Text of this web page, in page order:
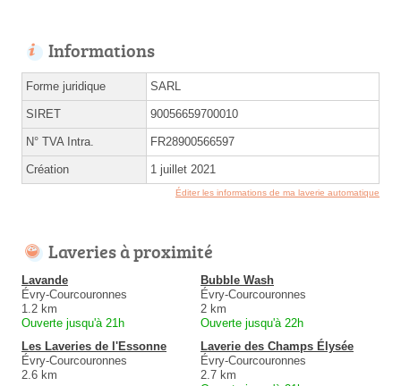
Informations
Forme juridique SARL
SIRET 90056659700010
N° TVA Intra. FR28900566597
Création 1 juillet 2021
Éditer les informations de ma laverie automatique
Laveries à proximité
Lavande
Évry-Courcouronnes
1.2 km
Ouverte jusqu'à 21h
Bubble Wash
Évry-Courcouronnes
2 km
Ouverte jusqu'à 22h
Les Laveries de l'Essonne
Évry-Courcouronnes
2.6 km
Laverie des Champs Élysée
Évry-Courcouronnes
2.7 km